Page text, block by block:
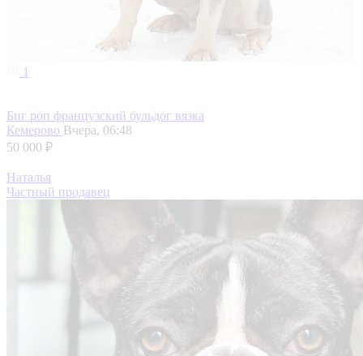
1
Биг роп французский бульдог вязка
Кемерово Вчера, 06:48
50 000 ₽
Наталья
Частный продавец